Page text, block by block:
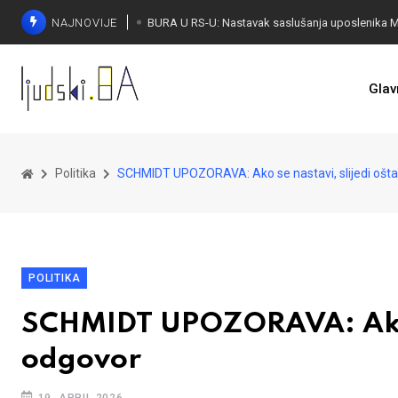
NAJNOVIJE
Politika SCHMIDT UPOZORAVA: Ako se nastavi, slijedi
POLITIKA
SCHMIDT UPOZORAVA:
odgovor